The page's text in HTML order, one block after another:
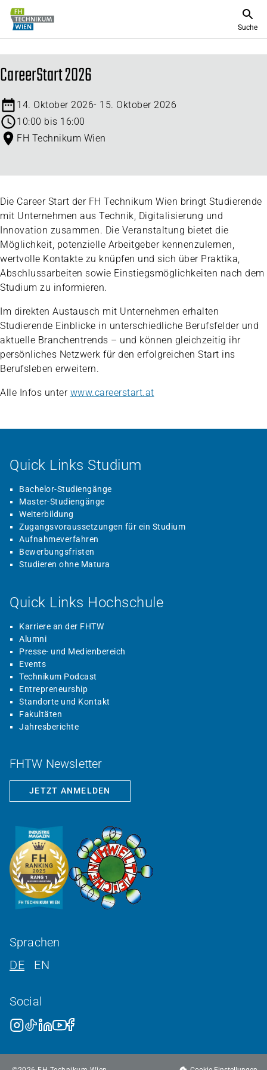
Suche
CareerStart 2026
14. Oktober 2026- 15. Oktober 2026
10:00 bis 16:00
FH Technikum Wien
Die Career Start der FH Technikum Wien bringt Studierende
mit Unternehmen aus Technik, Digitalisierung und
Innovation zusammen. Die Veranstaltung bietet die
Möglichkeit, potenzielle Arbeitgeber kennenzulernen,
wertvolle Kontakte zu knüpfen und sich über Praktika,
Abschlussarbeiten sowie Einstiegsmöglichkeiten nach dem
Studium zu informieren.
Im direkten Austausch mit Unternehmen erhalten
Studierende Einblicke in unterschiedliche Berufsfelder und
aktuelle Branchentrends – und können gleichzeitig ihr
persönliches Netzwerk für den erfolgreichen Start ins
Berufsleben erweitern.
Alle Infos unter www.careerstart.at
Quick Links Studium
Bachelor-Studiengänge
Master-Studiengänge
Weiterbildung
Zugangsvoraussetzungen für ein Studium
Aufnahmeverfahren
Bewerbungsfristen
Studieren ohne Matura
Quick Links Hochschule
Karriere an der FHTW
Alumni
Presse- und Medienbereich
Events
Technikum Podcast
Entrepreneurship
Standorte und Kontakt
Fakultäten
Jahresberichte
FHTW Newsletter
JETZT ANMELDEN
Sprachen
DE
EN
Social